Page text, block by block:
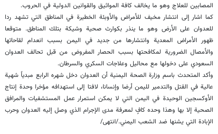
المصابين للعلاج وهو ما يخالف كافة المواثيق والقوانين الدولية في الحروب.
كما اشار إلى انتشار مخيف للأمراض والأوبئة الخطيرة في المناطق التي تشهد ردا
للعدوان على الأرض وهو ما ينذر بكوارث صحية وشيكة بتلك المناطق. متوقعا
ظهور الأمراض المعدية وانتشارها من جديد في اليمن بسبب انعدام لقاحاتها
والأمصال الضرورية لمكافحتها بسبب الحصار المفروض من قبل تحالف العدوان
السعودي على دخولها مع محاليل وعلاجات السكري والسرطان.
وأكد المتحدث باسم وزارة الصحة اليمنية أن العدوان دخل شهره الرابع مبدياً شهية
عالية في القتل والتدمير لليمن أرضا وإنسانا، لافتا إلى استهدافه مؤخرا وحدة إنتاج
الأوكسجين الوحيدة في اليمن التي لا يمكن استمرار عمل المستشفيات والمرافق
الصحية إلا بها وهذا وحده كافٍ لمعرفة مدى الإجرام الذي وصل إليه العدوان وحرب
الإبادة التي يشنها ضد الشعب اليمني./انتهى/